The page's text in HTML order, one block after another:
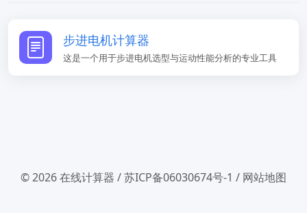
步进电机计算器
这是一个用于步进电机选型与运动性能分析的专业工具
© 2026在线计算器 /苏ICP备06030674号-1 / 网站地图